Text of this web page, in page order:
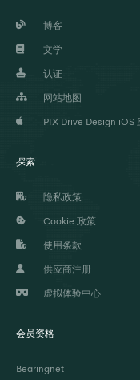
博客
文学
认证
网站地图
PIX Drive Design iOS
探索
隐私政策
Cookie 政策
使用条款
供应商注册
虚拟体验中心
会员资格
Bearingnet